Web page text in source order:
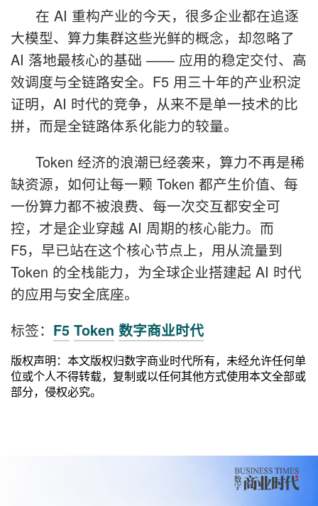
在 AI 重构产业的今天，很多企业都在追逐
大模型、算力集群这些光鲜的概念，却忽略了
AI 落地最核心的基础 —— 应用的稳定交付、高
效调度与全链路安全。F5 用三十年的产业积淀
证明，AI 时代的竞争，从来不是单一技术的比
拼，而是全链路体系化能力的较量。
Token 经济的浪潮已经袭来，算力不再是稀
缺资源，如何让每一颗 Token 都产生价值、每
一份算力都不被浪费、每一次交互都安全可
控，才是企业穿越 AI 周期的核心能力。而
F5，早已站在这个核心节点上，用从流量到
Token 的全栈能力，为全球企业搭建起 AI 时代
的应用与安全底座。
标签： F5 Token 数字商业时代
版权声明：本文版权归数字商业时代所有，未经允许任何单
位或个人不得转载，复制或以任何其他方式使用本文全部或
部分，侵权必究。